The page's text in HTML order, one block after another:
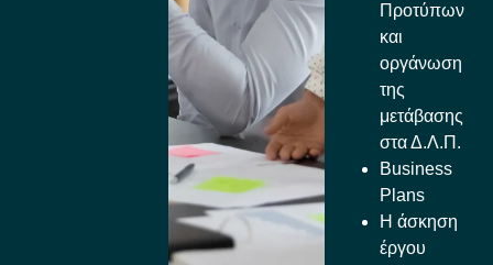
Προτύπων
και
οργάνωση
της
μετάβασης
στα Δ.Λ.Π.
Business
Plans
Η άσκηση
έργου